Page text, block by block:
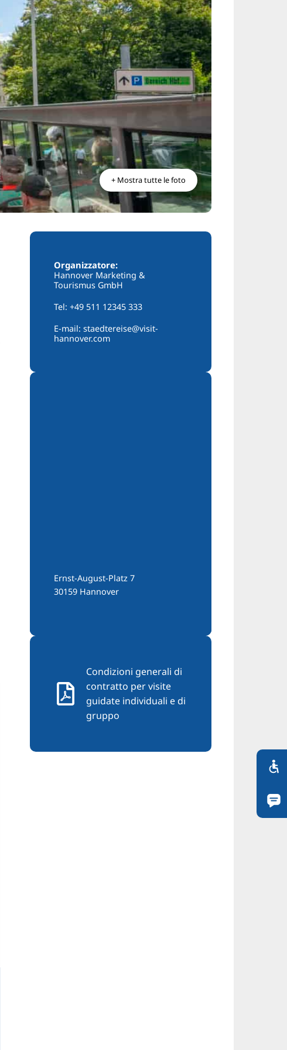
+ Mostra tutte le foto
Organizzatore:
Hannover Marketing &
Tourismus GmbH
Tel: +49 511 12345 333
E-mail: staedtereise@visit-
hannover.com
Ernst-August-Platz 7
30159 Hannover
Condizioni generali di
contratto per visite
guidate individuali e di
gruppo